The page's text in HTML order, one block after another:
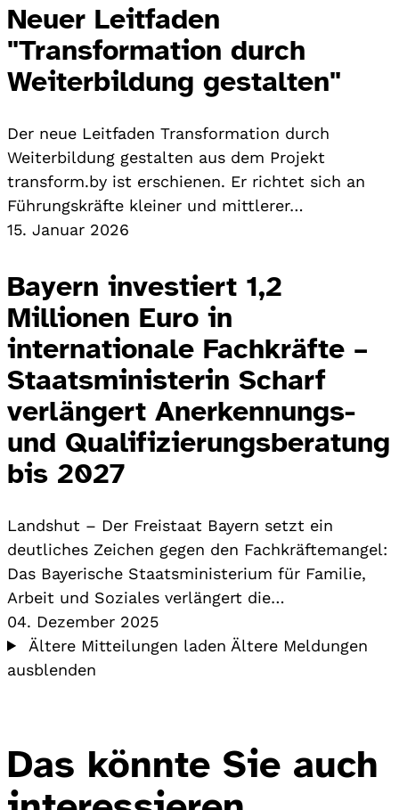
Neuer Leitfaden
"Transformation durch
Weiterbildung gestalten"
Der neue Leitfaden Transformation durch
Weiterbildung gestalten aus dem Projekt
transform.by ist erschienen. Er richtet sich an
Führungskräfte kleiner und mittlerer…
15. Januar 2026
Bayern investiert 1,2
Millionen Euro in
internationale Fachkräfte –
Staatsministerin Scharf
verlängert Anerkennungs-
und Qualifizierungsberatung
bis 2027
Landshut – Der Freistaat Bayern setzt ein
deutliches Zeichen gegen den Fachkräftemangel:
Das Bayerische Staatsministerium für Familie,
Arbeit und Soziales verlängert die…
04. Dezember 2025
Ältere Mitteilungen laden Ältere Meldungen
ausblenden
Das könnte Sie auch